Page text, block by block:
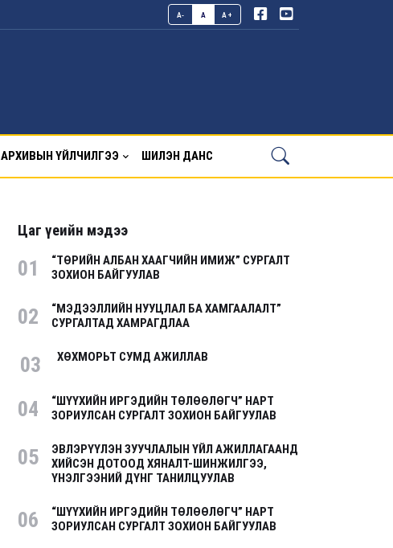
A- A A+
АРХИВЫН ҮЙЛЧИЛГЭЭ ШИЛЭН ДАНС
Цаг үеийн мэдээ
01
“ТӨРИЙН АЛБАН ХААГЧИЙН ИМИЖ” СУРГАЛТ
ЗОХИОН БАЙГУУЛАВ
02
“МЭДЭЭЛЛИЙН НУУЦЛАЛ БА ХАМГААЛАЛТ”
СУРГАЛТАД ХАМРАГДЛАА
03 ХӨХМОРЬТ СУМД АЖИЛЛАВ
04
“ШҮҮХИЙН ИРГЭДИЙН ТӨЛӨӨЛӨГЧ” НАРТ
ЗОРИУЛСАН СУРГАЛТ ЗОХИОН БАЙГУУЛАВ
05
ЭВЛЭРҮҮЛЭН ЗУУЧЛАЛЫН ҮЙЛ АЖИЛЛАГААНД
ХИЙСЭН ДОТООД ХЯНАЛТ-ШИНЖИЛГЭЭ,
ҮНЭЛГЭЭНИЙ ДҮНГ ТАНИЛЦУУЛАВ
06
“ШҮҮХИЙН ИРГЭДИЙН ТӨЛӨӨЛӨГЧ” НАРТ
ЗОРИУЛСАН СУРГАЛТ ЗОХИОН БАЙГУУЛАВ